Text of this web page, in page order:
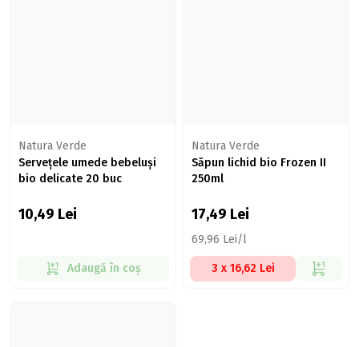
Natura Verde
Servețele umede bebeluși
bio delicate 20 buc
10,49 Lei
Adaugă în coș
Natura Verde
Săpun lichid bio Frozen II
250ml
17,49 Lei
69,96 Lei/l
3 x 16,62 Lei